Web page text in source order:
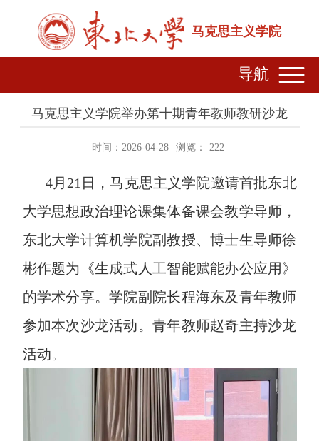
马克思主义学院
导航
马克思主义学院举办第十期青年教师教研沙龙
时间：2026-04-28 浏览： 222
4月 21 日，马克思主义学院邀请首批东北
大学思想政治理论课集体备课会教学导师，
东北大学计算机学院副教授、博士生导师徐
彬作题为《生成式人工智能赋能办公应用》
的学术分享。学院副院长程海东及青年教师
参加本次沙龙活动。青年教师赵奇主持沙龙
活动。